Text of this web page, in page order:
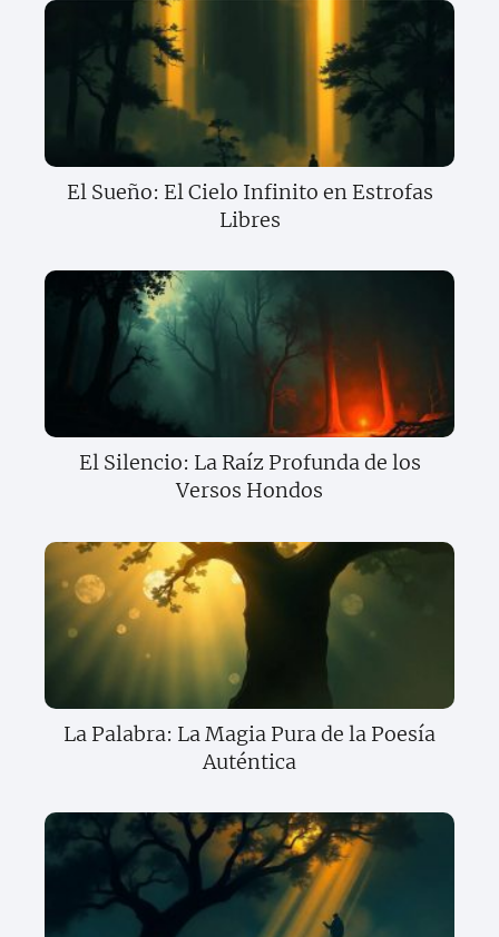
El Sueño: El Cielo Infinito en Estrofas
Libres
El Silencio: La Raíz Profunda de los
Versos Hondos
La Palabra: La Magia Pura de la Poesía
Auténtica